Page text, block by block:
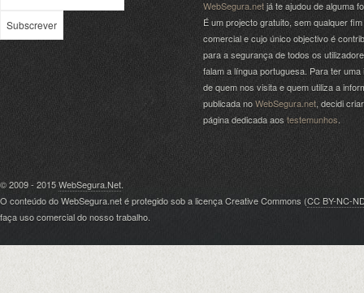
WebSegura.netjá te ajudou de alguma
É um projecto gratuito, sem qualquer fim
comercial e cujo único objectivo é
para a segurança de todos os
falam a língua portuguesa. Para ter uma
de quem nos visita e quem utiliza a
publicada noWebSegura.net , decidi
página dedicada aos testemunhos
© 2009 - 2015WebSegura.Net.
O conteúdo do WebSegura.net é protegido sob a licença Creative Commons (CC BY-NC-
faça uso comercial do nosso trabalho.